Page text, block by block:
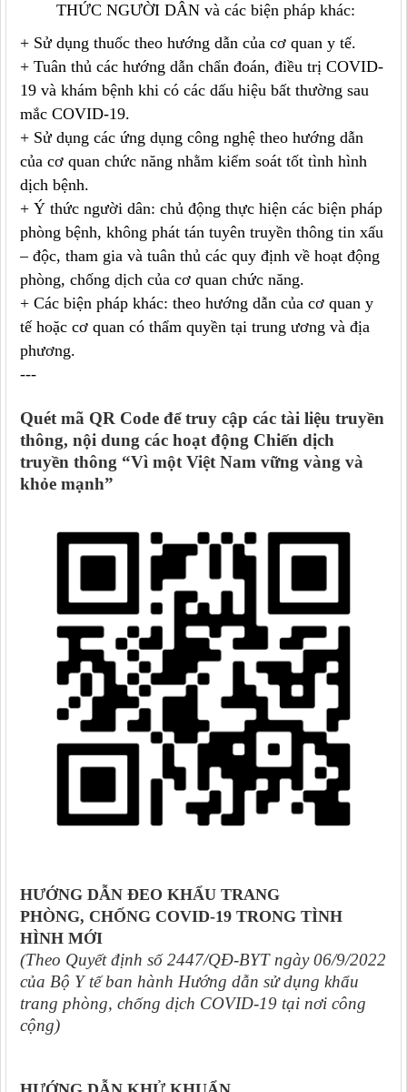
THỨC NGƯỜI DÂN và các biện pháp khác:
+ Sử dụng thuốc theo hướng dẫn của cơ quan y tế.
+ Tuân thủ các hướng dẫn chẩn đoán, điều trị COVID-
19 và khám bệnh khi có các dấu hiệu bất thường sau
mắc COVID-19.
+ Sử dụng các ứng dụng công nghệ theo hướng dẫn
của cơ quan chức năng nhằm kiểm soát tốt tình hình
dịch bệnh.
+ Ý thức người dân: chủ động thực hiện các biện pháp
phòng bệnh, không phát tán tuyên truyền thông tin xấu
– độc, tham gia và tuân thủ các quy định về hoạt động
phòng, chống dịch của cơ quan chức năng.
+ Các biện pháp khác: theo hướng dẫn của cơ quan y
tế hoặc cơ quan có thẩm quyền tại trung ương và địa
phương.
---
Quét mã QR Code để truy cập các tài liệu truyền
thông, nội dung các hoạt động Chiến dịch
truyền thông “Vì một Việt Nam vững vàng và
khỏe mạnh”
HƯỚNG DẪN ĐEO KHẨU TRANG
PHÒNG, CHỐNG COVID-19 TRONG TÌNH
HÌNH MỚI
(Theo Quyết định số 2447/QĐ-BYT ngày 06/9/2022
của Bộ Y tế ban hành Hướng dẫn sử dụng khẩu
trang phòng, chống dịch COVID-19 tại nơi công
cộng)